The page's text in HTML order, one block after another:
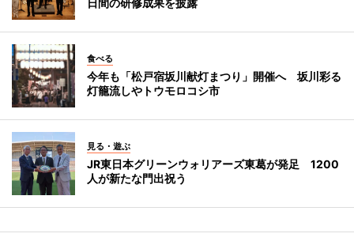
食べる
今年も「松戸宿坂川献灯まつり」開催へ 坂川彩る
灯籠流しやトウモロコシ市
見る・遊ぶ
JR東日本グリーンウォリアーズ東葛が発足 1200
人が新たな門出祝う